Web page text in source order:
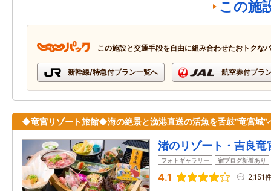
この施
この施設と交通手段を自由に組み合わせたおトクな
新幹線/特急付プラン一覧へ 航空券付プラ
◆竜宮リゾート旅館◆海の絶景と漁港直送の活魚を舌鼓”竜宮城”
渚のリゾート・吉良竜
フォトギャラリー 宿ブログ新着あり
4.1 2,151